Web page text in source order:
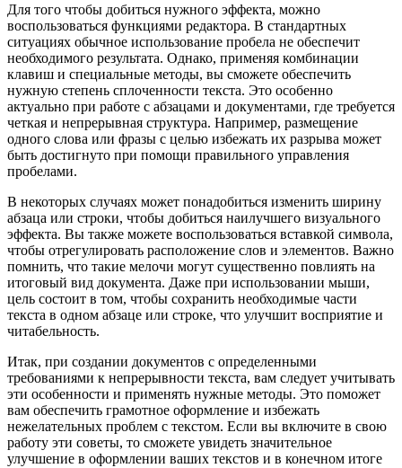
Для того чтобы добиться нужного эффекта, можно
воспользоваться функциями редактора. В стандартных
ситуациях обычное использование пробела не обеспечит
необходимого результата. Однако, применяя комбинации
клавиш и специальные методы, вы сможете обеспечить
нужную степень сплоченности текста. Это особенно
актуально при работе с абзацами и документами, где требуется
четкая и непрерывная структура. Например, размещение
одного слова или фразы с целью избежать их разрыва может
быть достигнуто при помощи правильного управления
пробелами.
В некоторых случаях может понадобиться изменить ширину
абзаца или строки, чтобы добиться наилучшего визуального
эффекта. Вы также можете воспользоваться вставкой символа,
чтобы отрегулировать расположение слов и элементов. Важно
помнить, что такие мелочи могут существенно повлиять на
итоговый вид документа. Даже при использовании мыши,
цель состоит в том, чтобы сохранить необходимые части
текста в одном абзаце или строке, что улучшит восприятие и
читабельность.
Итак, при создании документов с определенными
требованиями к непрерывности текста, вам следует учитывать
эти особенности и применять нужные методы. Это поможет
вам обеспечить грамотное оформление и избежать
нежелательных проблем с текстом. Если вы включите в свою
работу эти советы, то сможете увидеть значительное
улучшение в оформлении ваших текстов и в конечном итоге